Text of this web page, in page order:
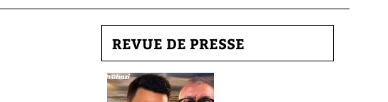
REVUE DE PRESSE